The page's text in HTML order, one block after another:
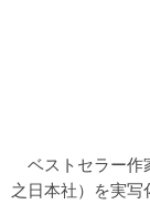
ベストセラー作
之日本社）を実写